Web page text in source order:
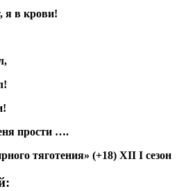
я в крови!
прости ….
тяготения» (+18) ХII I сезон